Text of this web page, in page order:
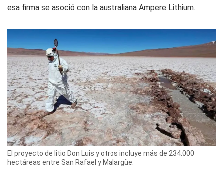
esa firma se asoció con la australiana Ampere Lithium.
El proyecto de litio Don Luis y otros incluye más de 234.000
hectáreas entre San Rafael y Malargüe.